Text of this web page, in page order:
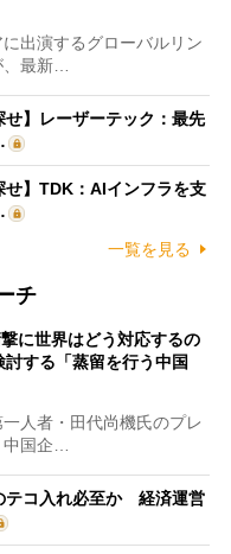
出演するグローバルリン
最新…
せ】レーザーテック：最先
せ】TDK：AIインフラを支
一覧を見る
チ
に世界はどう対応するの
する「蒸留を行う中国
人者・田代尚機氏のプレ
国企…
テコ入れ必至か 経済運営